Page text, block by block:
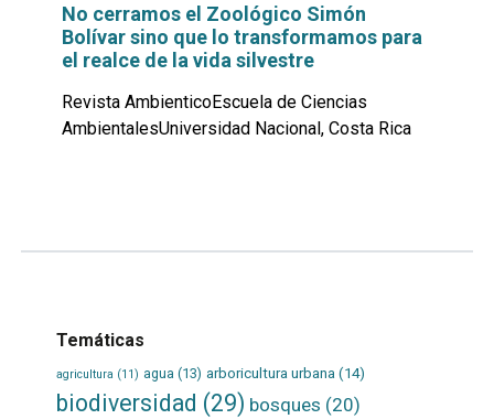
No cerramos el Zoológico Simón
Bolívar sino que lo transformamos para
el realce de la vida silvestre
Revista AmbienticoEscuela de Ciencias
AmbientalesUniversidad Nacional, Costa Rica
Temáticas
agricultura (11) agua (13) arboricultura urbana(14)
biodiversidad (29) bosques (20)